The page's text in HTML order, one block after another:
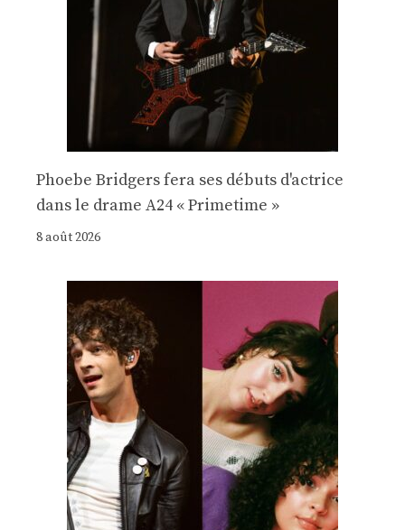
Phoebe Bridgers fera ses débuts d'actrice
dans le drame A24 « Primetime »
8 août 2026